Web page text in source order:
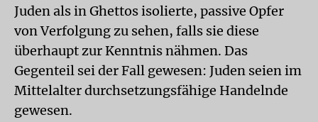
Juden als in Ghettos isolierte, passive Opfer
von Verfolgung zu sehen, falls sie diese
überhaupt zur Kenntnis nähmen. Das
Gegenteil sei der Fall gewesen: Juden seien im
Mittelalter durchsetzungsfähige Handelnde
gewesen.